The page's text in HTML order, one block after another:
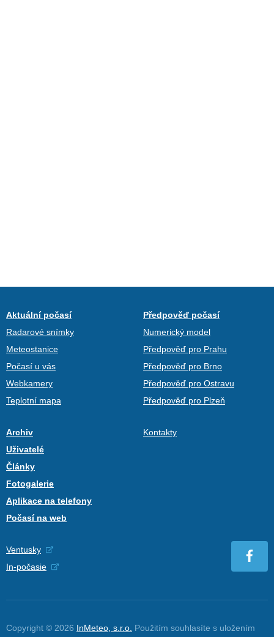
Aktuální počasí
Radarové snímky
Meteostanice
Počasí u vás
Webkamery
Teplotní mapa
Předpověď počasí
Numerický model
Předpověď pro Prahu
Předpověď pro Brno
Předpověď pro Ostravu
Předpověď pro Plzeň
Archiv
Uživatelé
Články
Fotogalerie
Aplikace na telefony
Počasí na web
Kontakty
Ventusky
In-počasie
Copyright © 2026 InMeteo, s.r.o. Použitím souhlasíte s uložením